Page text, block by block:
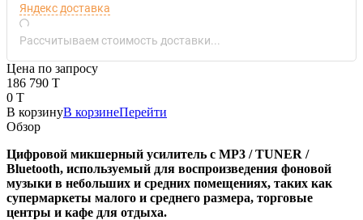
Яндекс доставка
Рассчитываем стоимость доставки...
Цена по запросу
186 790 T
0 T
В корзинуВ корзинеПерейти
Обзор
Цифровой микшерный усилитель с MP3 / TUNER /
Bluetooth, используемый для воспроизведения фоновой
музыки в небольших и средних помещениях, таких как
супермаркеты малого и среднего размера, торговые
центры и кафе для отдыха.